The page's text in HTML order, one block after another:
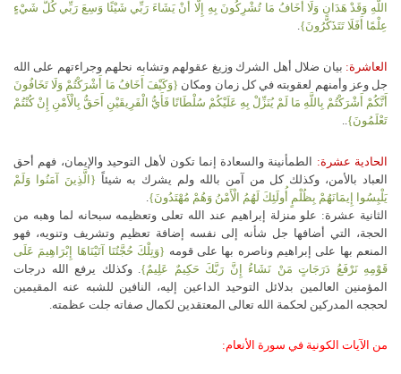
اللَّهِ وَقَدْ هَدَانِ وَلَا أَخَافُ مَا تُشْرِكُونَ بِهِ إِلَّا أَنْ يَشَاءَ رَبِّي شَيْئًا وَسِعَ رَبِّي كُلَّ شَيْءٍ
عِلْمًا أَفَلَا تَتَذَكَّرُونَ}.
العاشرة: بيان ضلال أهل الشرك وزيغ عقولهم وتشابه نحلهم وجراءتهم على الله
جل وعز وأمنهم لعقوبته في كل زمان ومكان {وَكَيْفَ أَخَافُ مَا أَشْرَكْتُمْ وَلَا تَخَافُونَ
أَنَّكُمْ أَشْرَكْتُمْ بِاللَّهِ مَا لَمْ يُنَزِّلْ بِهِ عَلَيْكُمْ سُلْطَانًا فَأَيُّ الْفَرِيقَيْنِ أَحَقُّ بِالْأَمْنِ إِنْ كُنْتُمْ
تَعْلَمُونَ}..
الحادية عشرة: الطمأنينة والسعادة إنما تكون لأهل التوحيد والإيمان، فهم أحق
العباد بالأمن، وكذلك كل من آمن بالله ولم يشرك به شيئاً {الَّذِينَ آمَنُوا وَلَمْ
يَلْبِسُوا إِيمَانَهُمْ بِظُلْمٍ أُولَئِكَ لَهُمُ الْأَمْنُ وَهُمْ مُهْتَدُونَ}
الثانية عشرة: علو منزلة إبراهيم عند الله تعلى وتعظيمه سبحانه لما وهبه من
الحجة، التي أضافها جل شأنه إلى نفسه إضافة تعظيم وتشريف وتنويه، فهو
المنعم بها على إبراهيم وناصره بها على قومه {وَتِلْكَ حُجَّتُنَا آتَيْنَاهَا إِبْرَاهِيمَ عَلَى
قَوْمِهِ نَرْفَعُ دَرَجَاتٍ مَنْ نَشَاءُ إِنَّ رَبَّكَ حَكِيمٌ عَلِيمٌ} . وكذلك يرفع الله درجات
المؤمنين العالمين بدلائل التوحيد الداعين إليه، النافين للشبه عنه المقيمين
لحججه المدركين لحكمة الله تعالى المعتقدين لكمال صفاته جلت عظمته.
من الآيات الكونية في سورة الأنعام‏:‏